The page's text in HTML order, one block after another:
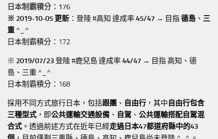
日本制霸積分：176
※ 2019-10-05 更新 ：登陸 #高知 達成率45/47 → 目指德島 、 三
重 ^_^
日本制霸積分：172
※ 2019/07/23登陸 #鹿兒島 達成率44/47 → 目指 高知、德
島、三重 ^_^
日本制霸積分：168
採用不同方式旅行日本，包括跟團 、 自由行 ，其中自由行包含
三種型式 ，即公共運輸交通設備 、 自駕 、 公共運輸搭配自駕混
合式 。透過前述方式在近年已經走過日本47都道府縣中的43